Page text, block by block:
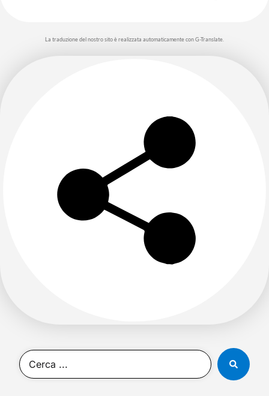
La traduzione del nostro sito è realizzata automaticamente con G-Translate.